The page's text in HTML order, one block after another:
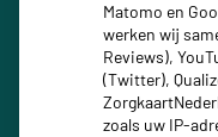
Stel een
Matomo en
werken wij
Reviews),
(Twitter),
zoals uw IP-